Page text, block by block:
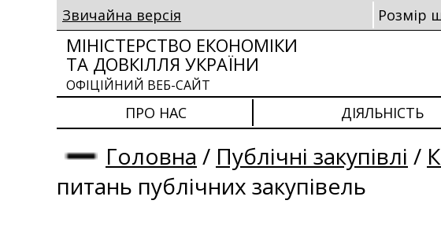
Звичайна версія Розмір
МІНІСТЕРСТВО ЕКОНОМІКИ
ТА ДОВКІЛЛЯ УКРАЇНИ
ОФІЦІЙНИЙ ВЕБ-САЙТ
ПРО НАС ДІЯЛЬНІСТЬ
Головна / Публічні закупівлі /
питань публічних закупівель